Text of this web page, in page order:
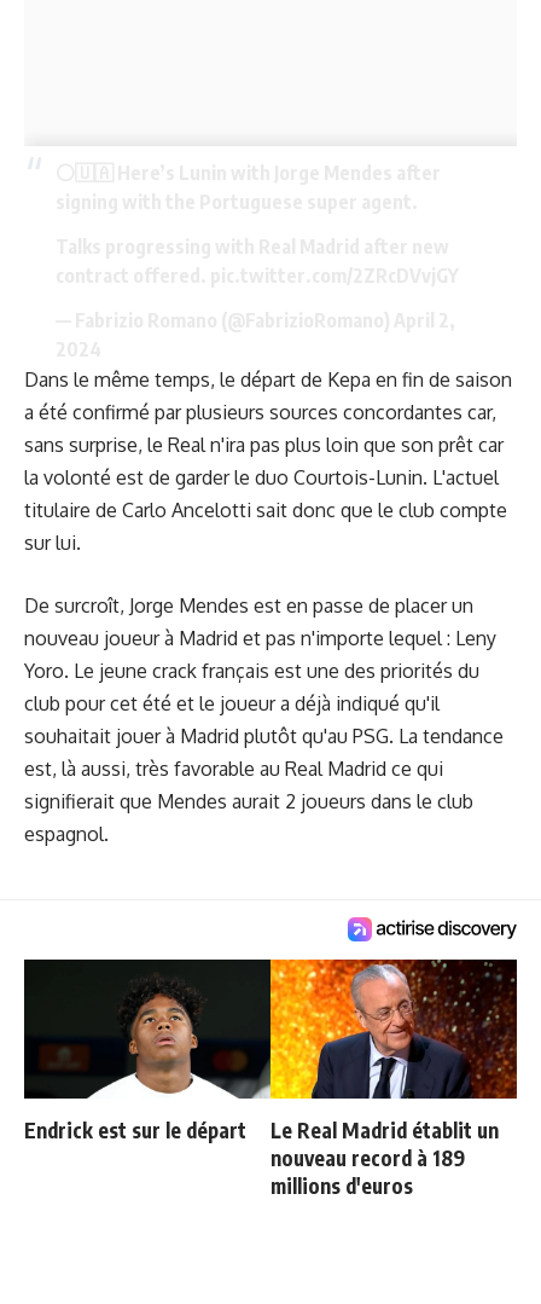
Dans le même temps, le départ de Kepa en fin de saison
a été confirmé par plusieurs sources concordantes car,
sans surprise, le Real n'ira pas plus loin que son prêt car
la volonté est de garder le duo Courtois-Lunin. L'actuel
titulaire de Carlo Ancelotti sait donc que le club compte
sur lui.
De surcroît, Jorge Mendes est en passe de placer un
nouveau joueur à Madrid et pas n'importe lequel : Leny
Yoro. Le jeune crack français est une des priorités du
club pour cet été et le joueur a déjà indiqué qu'il
souhaitait jouer à Madrid plutôt qu'au PSG. La tendance
est, là aussi, très favorable au Real Madrid ce qui
signifierait que Mendes aurait 2 joueurs dans le club
espagnol.
Endrick est sur le départ
Le Real Madrid établit un
nouveau record à 189
millions d'euros